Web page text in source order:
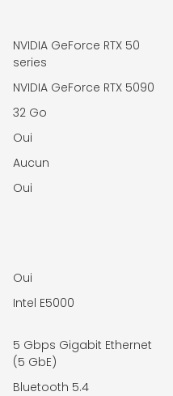
NVIDIA GeForce RTX 50
series
NVIDIA GeForce RTX 5090
32 Go
Oui
Aucun
Oui
Oui
Intel E5000
5 Gbps Gigabit Ethernet
(5 GbE)
Bluetooth 5.4